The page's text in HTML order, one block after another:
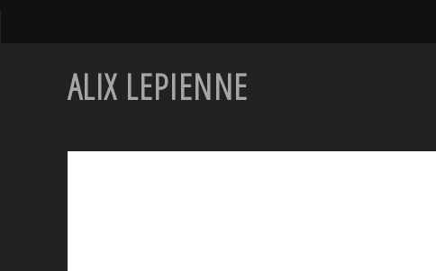
ALIX LEPIENNE